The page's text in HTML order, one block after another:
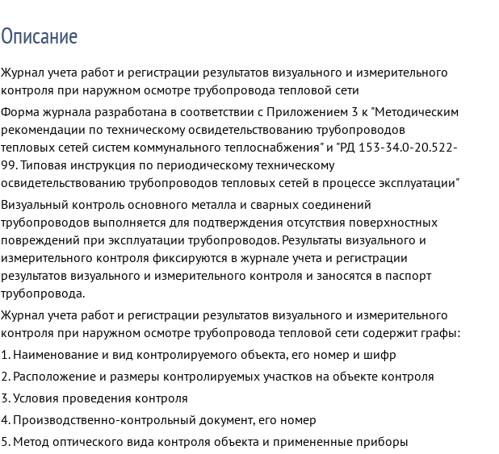
Описание
Журнал учета работ и регистрации результатов визуального и измерительного
контроля при наружном осмотре трубопровода тепловой сети
Форма журнала разработана в соответствии с Приложением 3 к "Методическим
рекомендации по техническому освидетельствованию трубопроводов
тепловых сетей систем коммунального теплоснабжения" и "РД 153-34.0-20.522-
99. Типовая инструкция по периодическому техническому
освидетельствованию трубопроводов тепловых сетей в процессе эксплуатации"
Визуальный контроль основного металла и сварных соединений
трубопроводов выполняется для подтверждения отсутствия поверхностных
повреждений при эксплуатации трубопроводов. Результаты визуального и
измерительного контроля фиксируются в журнале учета и регистрации
результатов визуального и измерительного контроля и заносятся в паспорт
трубопровода.
Журнал учета работ и регистрации результатов визуального и измерительного
контроля при наружном осмотре трубопровода тепловой сети содержит графы:
1. Наименование и вид контролируемого объекта, его номер и шифр
2. Расположение и размеры контролируемых участков на объекте контроля
3. Условия проведения контроля
4. Производственно-контрольный документ, его номер
5. Метод оптического вида контроля объекта и примененные приборы